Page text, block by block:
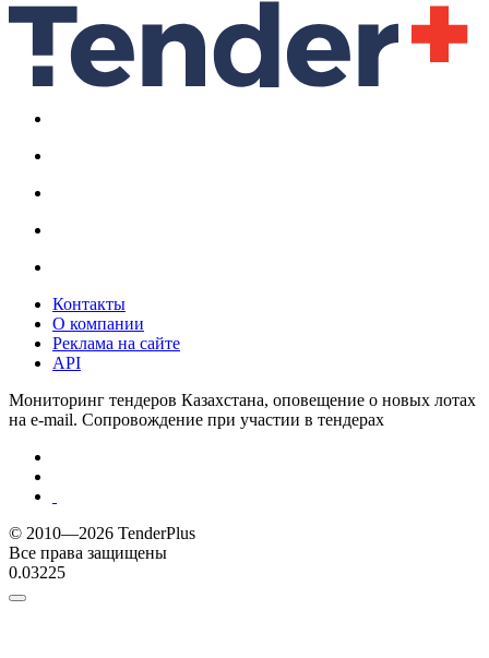
Контакты
О компании
Реклама на сайте
API
Мониторинг тендеров Казахстана, оповещение о новых лотах
на e-mail. Сопровождение при участии в тендерах
© 2010—2026 TenderPlus
Все права защищены
0.03225